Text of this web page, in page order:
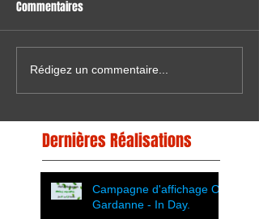
Dernières Réalisations
Commentaires
Rédigez un commentaire...
Campagne d'affichage OT
Gardanne - In Day.